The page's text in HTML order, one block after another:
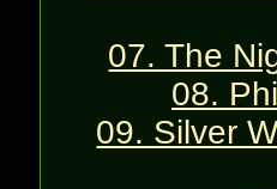
07. The
08.
09. Silver